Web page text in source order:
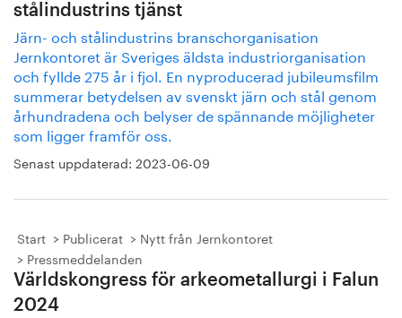
stålindustrins tjänst
Järn- och stålindustrins branschorganisation
Jernkontoret är Sveriges äldsta industriorganisation
och fyllde 275 år i fjol. En nyproducerad jubileumsfilm
summerar betydelsen av svenskt järn och stål genom
århundradena och belyser de spännande möjligheter
som ligger framför oss.
Senast uppdaterad: 2023-06-09
Start Publicerat
Nytt från Jernkontoret
Pressmeddelanden
Världskongress för arkeometallurgi i Falun
2024